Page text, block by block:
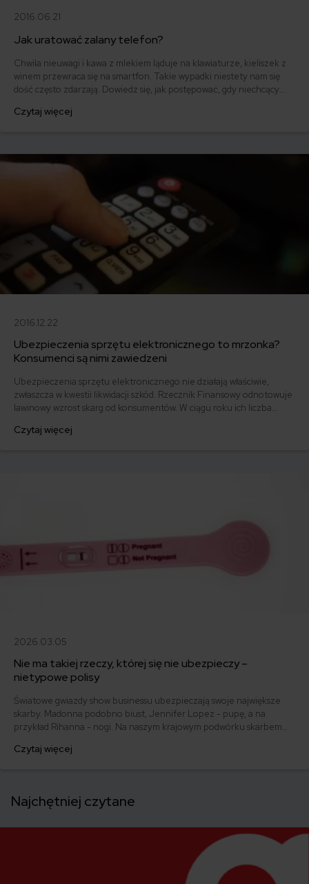
2016.06.21
Jak uratować zalany telefon?
Chwila nieuwagi i kawa z mlekiem ląduje na klawiaturze, kieliszek z
winem przewraca się na smartfon. Takie wypadki niestety nam się
dość często zdarzają. Dowiedz się, jak postępować, gdy niechcący
zależy, czy uda się uratować zalany sprzęt!
Czytaj więcej
2016.12.22
Ubezpieczenia sprzętu elektronicznego to mrzonka?
Konsumenci są nimi zawiedzeni
Ubezpieczenia sprzętu elektronicznego nie działają właściwie,
zwłaszcza w kwestii likwidacji szkód. Rzecznik Finansowy odnotowuje
lawinowy wzrost skarg od konsumentów. W ciągu roku ich liczba
warto zatem dopłacić do ubezpieczenia?
Czytaj więcej
2026.03.05
Nie ma takiej rzeczy, której się nie ubezpieczy –
nietypowe polisy
Światowe gwiazdy show businessu ubezpieczają swoje największe
skarby. Madonna podobno biust, Jennifer Lopez - pupę, a na
przykład Rihanna - nogi. Na naszym krajowym podwórku skarbem
Czy da się ubezpieczyć telefon na przykład na wypadek, gdyby miał
Czytaj więcej
Najchętniej czytane